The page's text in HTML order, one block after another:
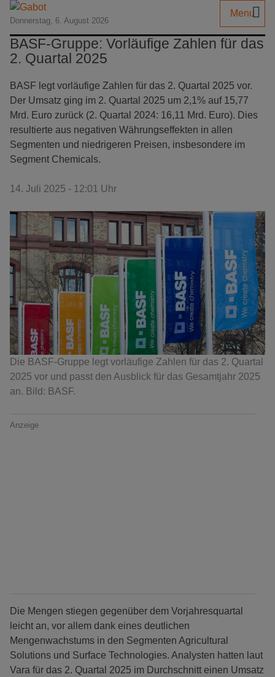
Donnerstag, 6. August 2026
Menu
BASF-Gruppe: Vorläufige Zahlen für das
2. Quartal 2025
BASF legt vorläufige Zahlen für das 2. Quartal 2025 vor.
Der Umsatz ging im 2. Quartal 2025 um 2,1% auf 15,77
Mrd. Euro zurück (2. Quartal 2024: 16,11 Mrd. Euro). Dies
resultierte aus negativen Währungseffekten in allen
Segmenten und niedrigeren Preisen, insbesondere im
Segment Chemicals.
14. Juli 2025 - 12:01 Uhr
Die BASF-Gruppe legt vorläufige Zahlen für das 2. Quartal
2025 vor und passt den Ausblick für das Gesamtjahr 2025
an. Bild: BASF.
Anzeige
Die Mengen stiegen gegenüber dem Vorjahresquartal
leicht an, vor allem dank eines deutlichen
Mengenwachstums in den Segmenten Agricultural
Solutions und Surface Technologies. Analysten hatten laut
Vara für das 2. Quartal 2025 im Durchschnitt einen Umsatz